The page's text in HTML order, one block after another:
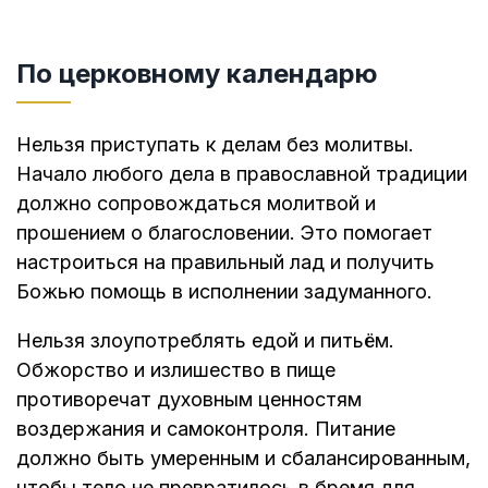
По церковному календарю
Нельзя приступать к делам без молитвы.
Начало любого дела в православной традиции
должно сопровождаться молитвой и
прошением о благословении. Это помогает
настроиться на правильный лад и получить
Божью помощь в исполнении задуманного.
Нельзя злоупотреблять едой и питьём.
Обжорство и излишество в пище
противоречат духовным ценностям
воздержания и самоконтроля. Питание
должно быть умеренным и сбалансированным,